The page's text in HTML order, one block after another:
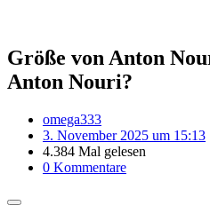
Größe von Anton
Anton Nouri?
omega333
3. November 2025 um 15:13
4.384 Mal gelesen
0 Kommentare